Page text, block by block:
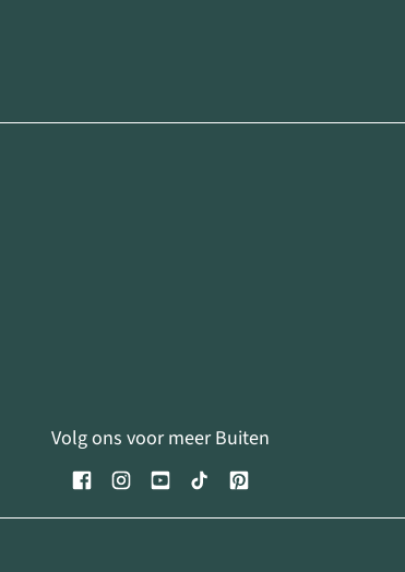
Volg ons voor meer Buiten